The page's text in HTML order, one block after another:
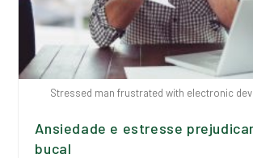
Stressed man frustrated with electronic
Ansiedade e estresse
bucal